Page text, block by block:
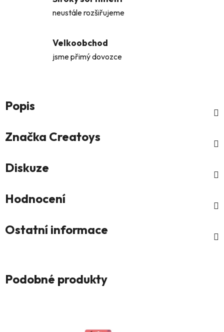
neustále rozšiřujeme
Velkoobchod
jsme přimý dovozce
Popis
Značka Creatoys
Diskuze
Hodnocení
Ostatní informace
Podobné produkty